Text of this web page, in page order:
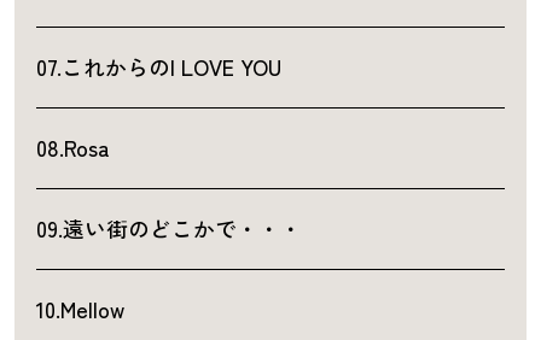
07.これからのI LOVE YOU
08.Rosa
09.遠い街のどこかで・・・
10.Mellow